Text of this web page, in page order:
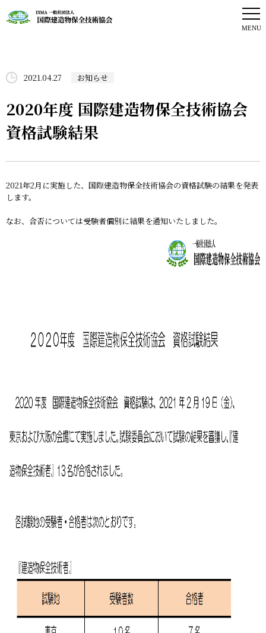
イベント情報
お問い合わせ
2021.04.27 お知らせ
2020年度 国際建造物保全技術協会
資格試験結果
2021年2月に実施した、国際建造物保全技術協会の資格試験の結果を発表
します。
なお、合否については受験者個別に結果を通知いたしました。